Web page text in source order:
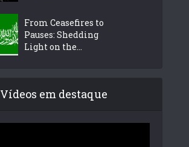
From Ceasefires to
Pauses: Shedding
Light on the...
Vídeos em destaque